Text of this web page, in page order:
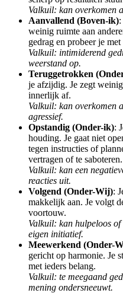
Valkuil: kan overkomen
Aanvallend (Boven-ik)
weinig ruimte aan
gedrag en probeer je
Valkuil: intimiderend
weerstand op.
Teruggetrokken
je afzijdig. Je zegt
innerlijk af.
Valkuil: kan overkomen
agressief.
Opstandig (Onder-ik):
houding. Je gaat niet
tegen instructies of
vertragen of te saboteren.
Valkuil: kan een
reacties uit.
Volgend (Onder-Wij):
makkelijk aan. Je volgt
voortouw.
Valkuil: kan hulpeloos
eigen initiatief.
Meewerkend (Onder-
gericht op harmonie. Je
met ieders belang.
Valkuil: te meegaand
mening ondersneeuwt.